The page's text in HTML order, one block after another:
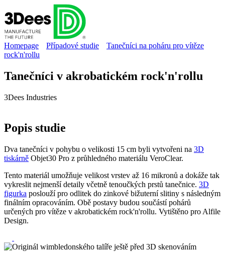
Homepage Případové studie
Tanečníci na poháru pro vítěze
rock'n'rollu
Tanečníci v akrobatickém rock'n'rollu
3Dees Industries
Popis studie
Dva tanečníci v pohybu o velikosti 15 cm byli vytvořeni na 3D
tiskárně Objet30 Pro z průhledného materiálu VeroClear.
Tento materiál umožňuje velikost vrstev až 16 mikronů a dokáže tak
vykreslit nejmenší detaily včetně tenoučkých prstů tanečnice. 3D
figurka poslouží pro odlitek do zinkové bižuterní slitiny s následným
finálním opracováním. Obě postavy budou součástí pohárů
určených pro vítěze v akrobatickém rock'n'rollu. Vytištěno pro Alfile
Design.